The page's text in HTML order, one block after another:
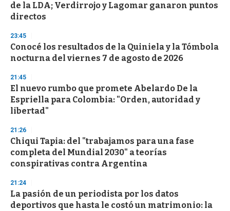
de la LDA; Verdirrojo y Lagomar ganaron puntos
directos
23:45
Conocé los resultados de la Quiniela y la Tómbola
nocturna del viernes 7 de agosto de 2026
21:45
El nuevo rumbo que promete Abelardo De la
Espriella para Colombia: "Orden, autoridad y
libertad"
21:26
Chiqui Tapia: del "trabajamos para una fase
completa del Mundial 2030" a teorías
conspirativas contra Argentina
21:24
La pasión de un periodista por los datos
deportivos que hasta le costó un matrimonio: la